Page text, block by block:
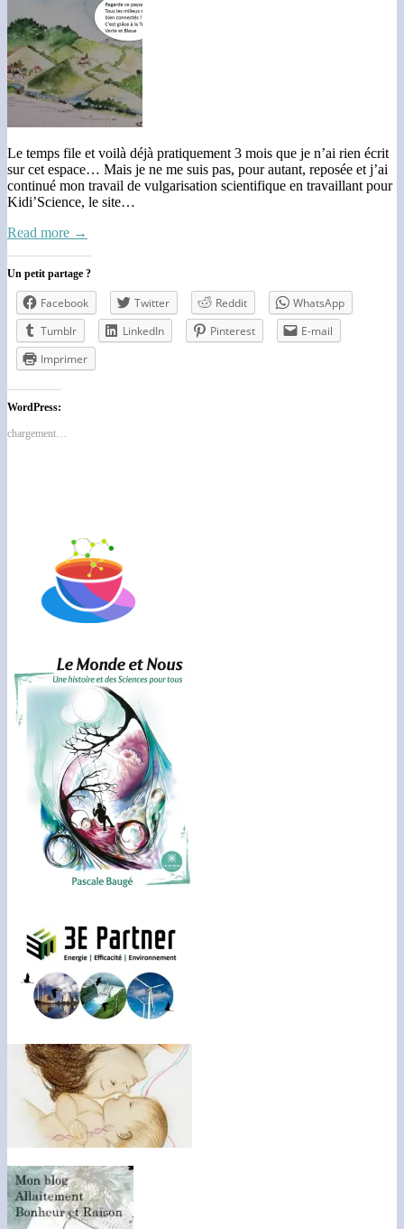
Le temps file et voilà déjà pratiquement 3 mois que je n’ai rien écrit
sur cet espace… Mais je ne me suis pas, pour autant, reposée et j’ai
continué mon travail de vulgarisation scientifique en travaillant pour
Kidi’Science, le site…
Read more →
Un petit partage ?
Facebook Twitter Reddit
WhatsApp
Tumblr
LinkedIn Pinterest
E-mail
Imprimer
WordPress:
chargement…